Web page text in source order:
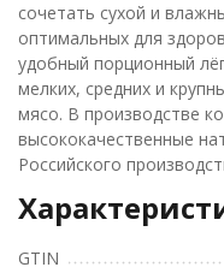
сочетать сухой и
оптимальных для
удобный порционный
мелких, средних и
мясо. В производстве
высококачественные
Российского
GTIN